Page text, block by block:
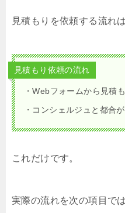
見積もりを依頼する流れ
見積もり依頼の流れ
・Webフォームから見積
・コンシェルジュと都合
これだけです。
実際の流れを次の項目で